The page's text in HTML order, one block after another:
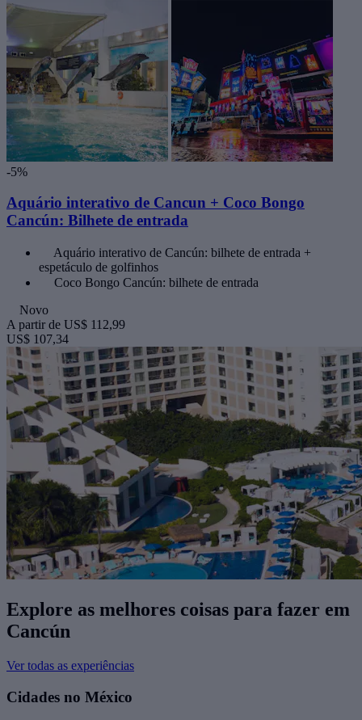
-5%
Aquário interativo de Cancun + Coco Bongo
Cancún: Bilhete de entrada
Aquário interativo de Cancún: bilhete de entrada +
espetáculo de golfinhos
Coco Bongo Cancún: bilhete de entrada
Novo
A partir de US$ 112,99
US$ 107,34
Explore as melhores coisas para fazer ​em
Cancún
Ver todas as experiências
Cidades no México